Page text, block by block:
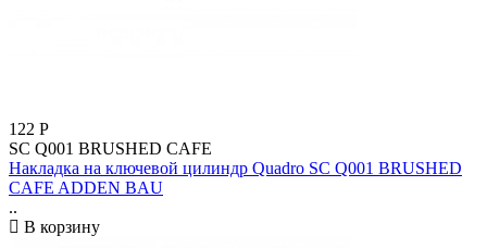
122 Р
SC Q001 BRUSHED CAFE
Накладка на ключевой цилиндр Quadro SC Q001 BRUSHED
CAFE ADDEN BAU
..
В корзину